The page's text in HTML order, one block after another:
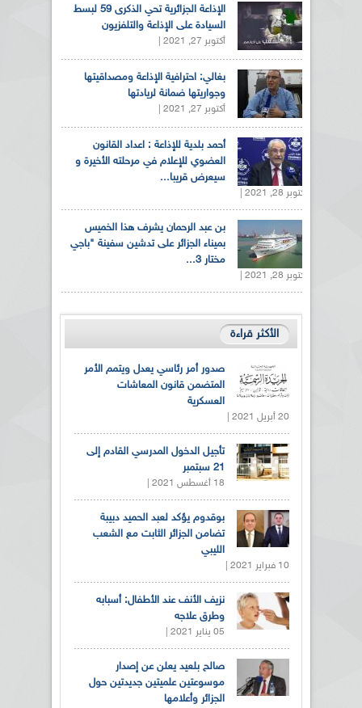
الإذاعة الجزائرية تحي الذكرى 59 لبسط
السيادة على الإذاعة والتلفزيون
أكتوبر 27, 2021 |
بغالي: احترافية الإذاعة ومصداقيتها
وجواريتها ضمانة لريادتها
أكتوبر 27, 2021 |
أحمد بلدية للإذاعة : اعداد القانون
العضوي للإعلام في مرحلته الأخيرة و
سيعرض قريبا...
أكتوبر 28, 2021 |
بن عبد الرحمان يشرف هذا الخميس
بميناء الجزائر على تدشين سفينة "باجي
مختار 3...
أكتوبر 28, 2021 |
الأكثر قراءة
صدور أمر رئاسي يعدل ويتمم الأمر
المتضمن قانون المعاشات
العسكرية
20 أبريل 2021 |
تأجيل الدخول المدرسي القادم إلى
21 سبتمبر
18 أغسطس 2021 |
بوقدوم يؤكد لعبد الحميد دبيبة
تضامن الجزائر الثابت مع الشعب
الليبي
10 فبراير 2021 |
نزيف الأنف عند الأطفال: أسبابه
وطرق علاجه
05 يناير 2021 |
صالح بلعيد يعلن عن إصدار
موسوعتين علميتين جديدتين حول
الجزائر وأعلامها